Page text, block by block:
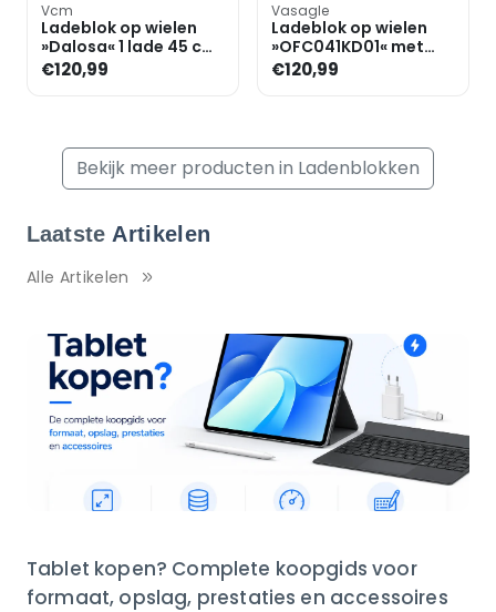
Vcm
Ladeblok op wielen
»Dalosa« 1 lade 45 cm
diep
€120,99
Vasagle
Ladeblok op wielen
»OFC041KD01« met
hangmappenrek en
opbergvakken
€120,99
Bekijk meer producten in Ladenblokken
Laatste Artikelen
Alle Artikelen
Tablet kopen? Complete koopgids voor
formaat, opslag, prestaties en accessoires